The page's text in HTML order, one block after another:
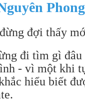
Phong
đợi thấy
đi tìm gì
- vì một khi
hiểu biết